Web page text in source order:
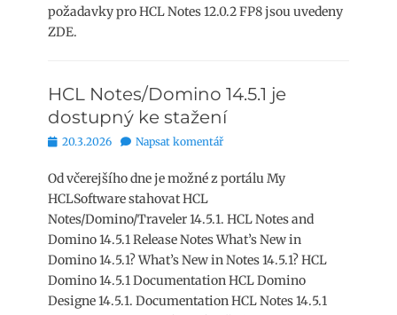
požadavky pro HCL Notes 12.0.2 FP8 jsou uvedeny
ZDE.
HCL Notes/Domino 14.5.1 je
dostupný ke stažení
Publikováno
20.3.2026 Napsat komentář
Od včerejšího dne je možné z portálu My
HCLSoftware stahovat HCL
Notes/Domino/Traveler 14.5.1. HCL Notes and
Domino 14.5.1 Release Notes What’s New in
Domino 14.5.1? What’s New in Notes 14.5.1? HCL
Domino 14.5.1 Documentation HCL Domino
Designe 14.5.1. Documentation HCL Notes 14.5.1